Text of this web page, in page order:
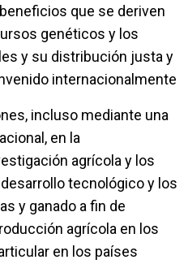
que se deriven
genéticos y los
y su distribución justa y
internacionalmente
incluso mediante una
en la
agrícola y los
tecnológico y los
y ganado a fin de
agrícola en los
en los países